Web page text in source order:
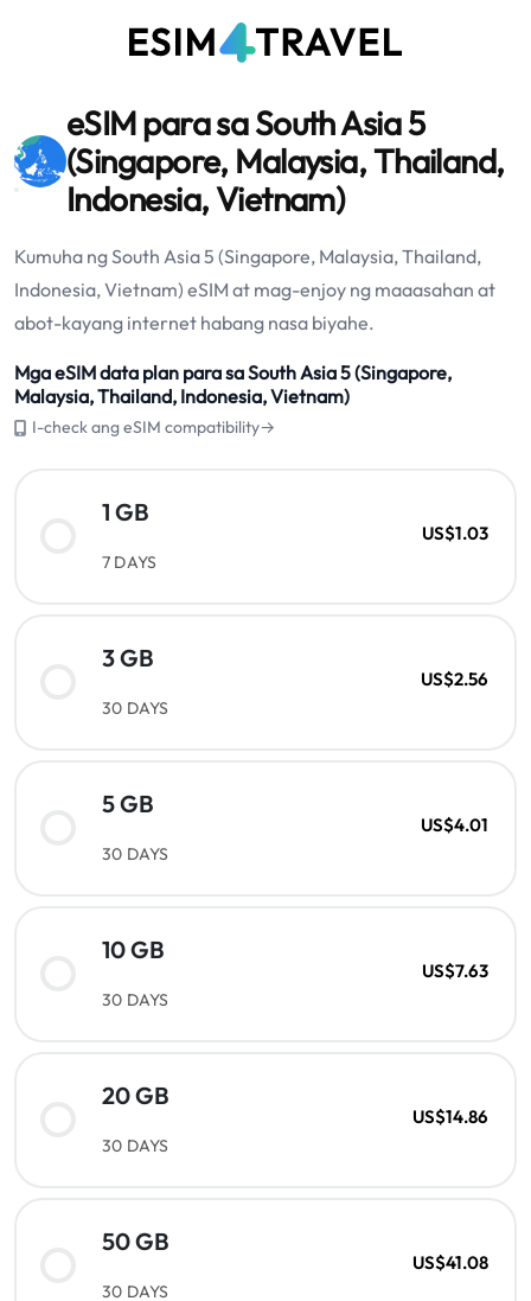
eSIM para sa South Asia 5
(Singapore, Malaysia, Thailand,
Indonesia, Vietnam)
Kumuha ng South Asia 5 (Singapore, Malaysia, Thailand,
Indonesia, Vietnam) eSIM at mag-enjoy ng maaasahan at
abot-kayang internet habang nasa biyahe.
Mga eSIM data plan para sa South Asia 5 (Singapore,
Malaysia, Thailand, Indonesia, Vietnam)
I-check ang eSIM compatibility→
1 GB
7 DAYS
US$1.03
3 GB
30 DAYS
US$2.56
5 GB
30 DAYS
US$4.01
10 GB
30 DAYS
US$7.63
20 GB
30 DAYS
US$14.86
50 GB
30 DAYS
US$41.08